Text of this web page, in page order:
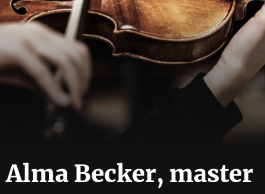
Alma Becker, master